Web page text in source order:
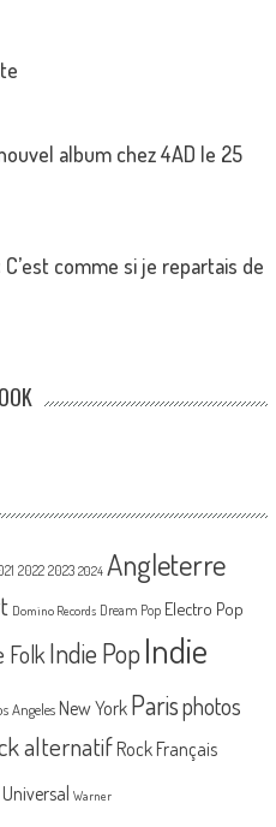
album chez 4AD le 25
comme si je repartais de
2022 2023 2024 Angleterre
Domino Records Dream Pop Electro Pop
Folk Indie PopIndie
Angeles New York Parisphotos
alternatif Rock Français
Universal Warner